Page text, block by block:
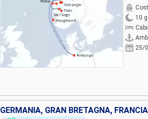
10 g
25/
GERMANIA, GRAN BRETAGNA,